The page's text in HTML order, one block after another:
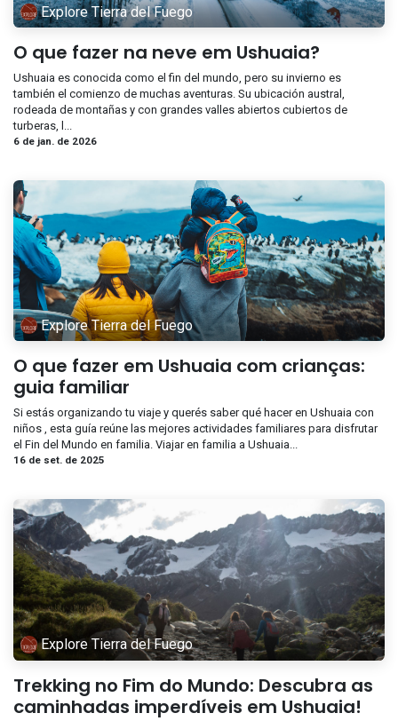
Explore Tierra del Fuego
O que fazer na neve em Ushuaia?
Ushuaia es conocida como el fin del mundo, pero su invierno es
también el comienzo de muchas aventuras. Su ubicación austral,
rodeada de montañas y con grandes valles abiertos cubiertos de
turberas, l...
6 de jan. de 2026
Explore Tierra del Fuego
O que fazer em Ushuaia com crianças:
guia familiar
Si estás organizando tu viaje y querés saber qué hacer en Ushuaia con
niños , esta guía reúne las mejores actividades familiares para disfrutar
el Fin del Mundo en familia. Viajar en familia a Ushuaia...
16 de set. de 2025
Explore Tierra del Fuego
Trekking no Fim do Mundo: Descubra as
caminhadas imperdíveis em Ushuaia!